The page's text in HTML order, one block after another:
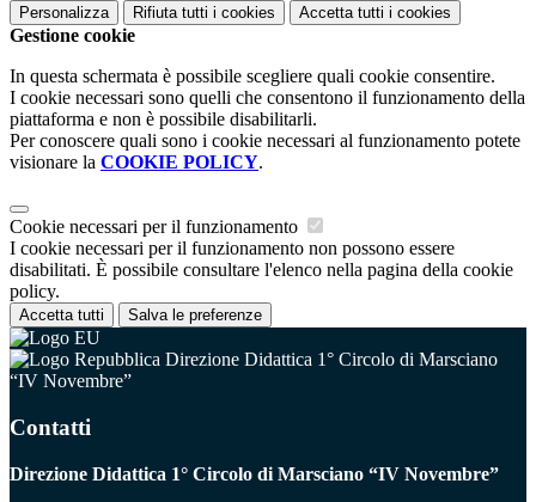
Personalizza Rifiuta tutti i cookies Accetta tutti i cookies
Gestione cookie
In questa schermata è possibile scegliere quali cookie consentire.
I cookie necessari sono quelli che consentono il funzionamento della
piattaforma e non è possibile disabilitarli.
Per conoscere quali sono i cookie necessari al funzionamento potete
visionare la COOKIE POLICY.
Cookie necessari per il funzionamento
I cookie necessari per il funzionamento non possono essere
disabilitati. È possibile consultare l'elenco nella pagina della cookie
policy.
Accetta tutti Salva le preferenze
Direzione Didattica 1° Circolo di Marsciano
“IV Novembre”
Contatti
Direzione Didattica 1° Circolo di Marsciano “IV Novembre”